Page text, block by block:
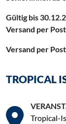
Gültig bis
Versand per Post.
Versand per Post.
TROPICAL
Tropical-